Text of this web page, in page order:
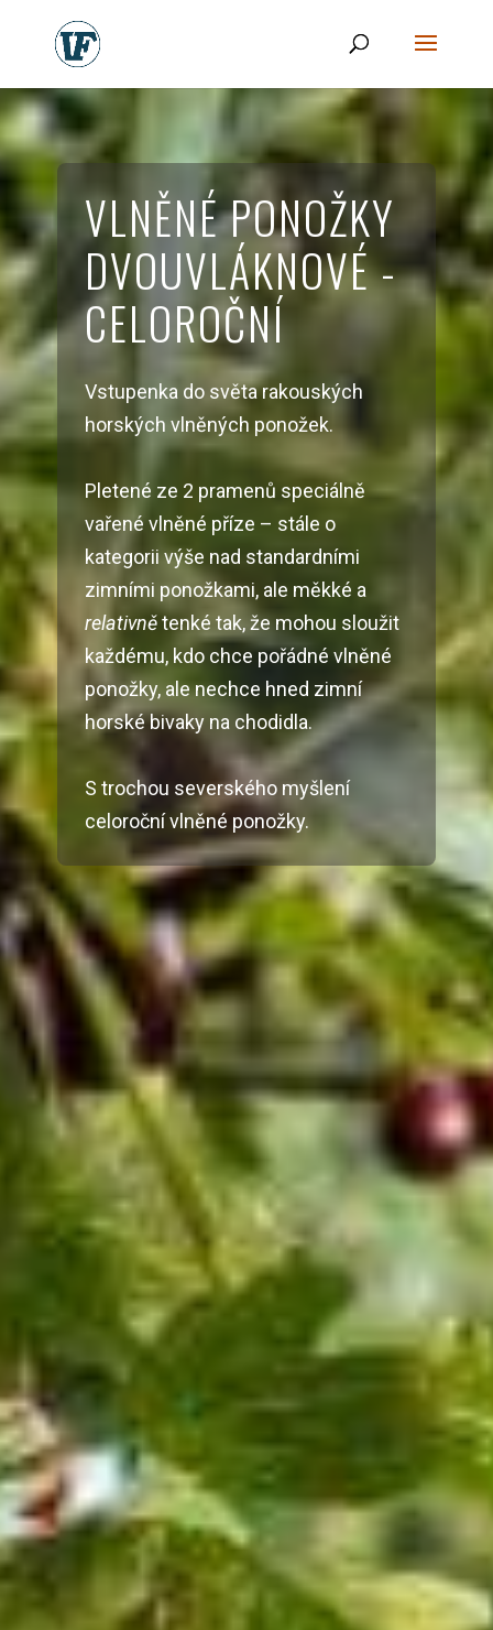
VLNĚNÉ PONOŽKY
DVOUVLÁKNOVÉ -
CELOROČNÍ
Vstupenka do světa rakouských
horských vlněných ponožek.
Pletené ze 2 pramenů speciálně
vařené vlněné příze – stále o
kategorii výše nad standardními
zimními ponožkami, ale měkké a
relativnětenké tak, že mohou sloužit
každému, kdo chce pořádné vlněné
ponožky, ale nechce hned zimní
horské bivaky na chodidla.
S trochou severského myšlení
celoroční vlněné ponožky.